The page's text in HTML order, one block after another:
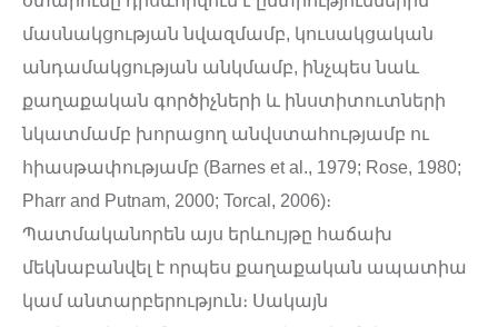
մասնակցության նվազմամբ, կուսակցական
անդամակցության անկմամբ, ինչպես նաև
քաղաքական գործիչների և ինստիտուտների
նկատմամբ խորացող անվստահությամբ ու
հիասթափությամբ (Barnes et al., 1979; Rose, 1980;
Pharr and Putnam, 2000; Torcal, 2006)։
Պատմականորեն այս երևույթը հաճախ
մեկնաբանվել է որպես քաղաքական ապատիա
կամ անտարբերություն։ Սակայն